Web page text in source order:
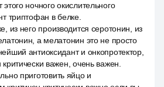
ночного окислительного
триптофан в белке.
из него производится серотонин, из
а мелатонин это не просто
антиоксидант и онкопротектор,
важен, очень важен.
приготовить яйцо и